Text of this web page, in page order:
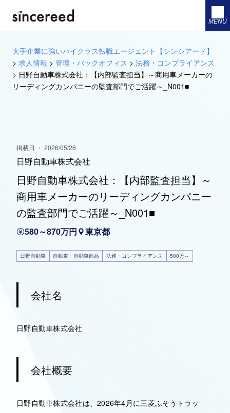
MENU
大手企業に強いハイクラス転職エージェント【シンシアード】
> 求人情報 > 管理・バックオフィス > 法務・コンプライアンス
> 日野自動車株式会社：【内部監査担当】～商用車メーカーの
リーディングカンパニーの監査部門でご活躍～_N001■
掲載日 ・ 2026/05/26
日野自動車株式会社
日野自動車株式会社：【内部監査担当】～
商用車メーカーのリーディングカンパニー
の監査部門でご活躍～_N001■
580～870万円 東京都
日野自動車 自動車・自動車部品 法務・コンプライアンス 500万～
会社名
日野自動車株式会社
会社概要
日野自動車株式会社は、2026年4月に三菱ふそうトラッ